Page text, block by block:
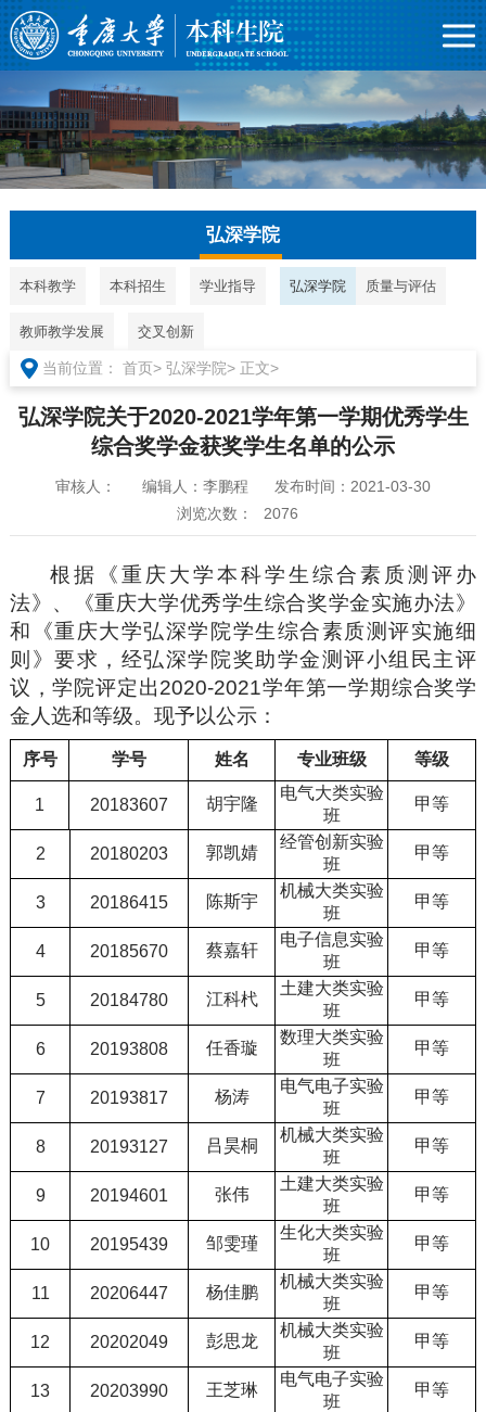
弘深学院
本科教学 本科招生 学业指导 弘深学院 质量与评估
教师教学发展 交叉创新
当前位置： 首页> 弘深学院> 正文>
弘深学院关于2020-2021学年第一学期优秀学生
综合奖学金获奖学生名单的公示
审核人： 编辑人：李鹏程
发布时间：2021-03-30
浏览次数：
2076
根据《重庆大学本科学生综合素质测评办
法》、《重庆大学优秀学生综合奖学金实施办法》
和《重庆大学弘深学院学生综合素质测评实施细
则》要求，经弘深学院奖助学金测评小组民主评
议，学院评定出2020-2021学年第一学期综合奖学
金人选和等级。现予以公示：
序号 学号 姓名 专业班级 等级
1 20183607 胡宇隆
电气大类实验
班
甲等
2 20180203 郭凯婧
经管创新实验
班
甲等
3 20186415 陈斯宇
机械大类实验
班
甲等
4 20185670 蔡嘉轩
电子信息实验
班
甲等
5 20184780 江科杙
土建大类实验
班
甲等
6 20193808 任香璇
数理大类实验
班
甲等
7 20193817 杨涛
电气电子实验
班
甲等
8 20193127 吕昊桐
机械大类实验
班
甲等
9 20194601 张伟
土建大类实验
班
甲等
10 20195439 邹雯瑾
生化大类实验
班
甲等
11 20206447 杨佳鹏
机械大类实验
班
甲等
12 20202049 彭思龙
机械大类实验
班
甲等
13 20203990 王芝琳
电气电子实验
班
甲等